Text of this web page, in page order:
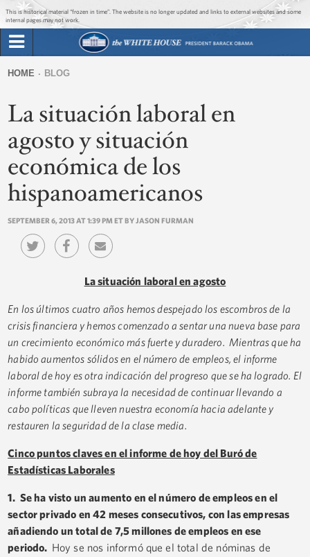
Jump to main content
Jump to navigation
This is historical material “frozen in time”. The website is no longer updated and links to external websites and some
internal pages may not work.
Briefing Room
Issues
The Administration
1600 Penn
form
are
here
HOME BLOG
La situación laboral en
agosto y situación
económica de los
hispanoamericanos
SEPTEMBER 6, 2013 AT 1:39 PM ET BY JASON FURMAN
La situación laboral en agosto
En los últimos cuatro años hemos despejado los escombros de la
crisis financiera y hemos comenzado a sentar una nueva base para
un crecimiento económico más fuerte y duradero. Mientras que ha
habido aumentos sólidos en el número de empleos, el informe
laboral de hoy es otra indicación del progreso que se ha logrado. El
informe también subraya la necesidad de continuar llevando a
cabo políticas que lleven nuestra economía hacia adelante y
restauren la seguridad de la clase media.
Cinco puntos claves en el informe de hoy del Buró de
Estadísticas Laborales
1. Se ha visto un aumento en el número de empleos en el
sector privado en 42 meses consecutivos, con las empresas
añadiendo un total de 7,5 millones de empleos en ese
periodo. Hoy se nos informó que el total de nóminas de